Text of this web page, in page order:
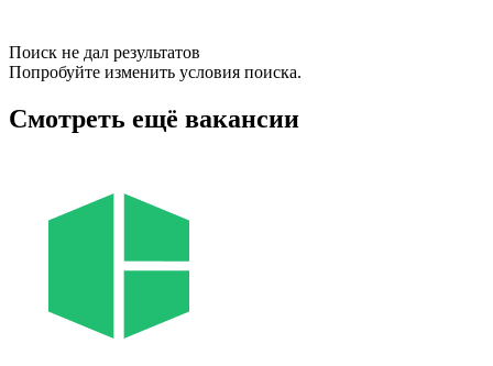
Поиск не дал результатов
Попробуйте изменить условия поиска.
Смотреть ещё вакансии